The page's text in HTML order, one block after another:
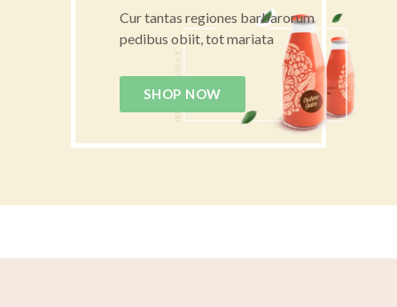
Cur tantas regiones barbarorum
pedibus obiit, tot mariata
SHOP NOW